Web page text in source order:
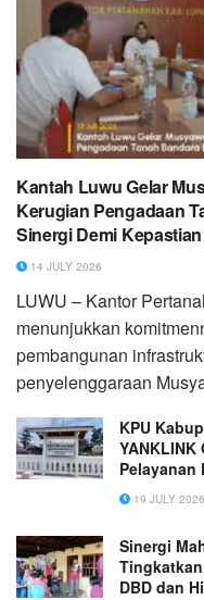
Kantah Luwu Gelar
Kerugian Pengadaan
Sinergi Demi
14 JULY 2026
LUWU – Kantor
menunjukkan
pembangunan
penyelenggaraan
KPU
Pelayanan
Transparan
19 JULY 2026
Sinergi
DBD dan